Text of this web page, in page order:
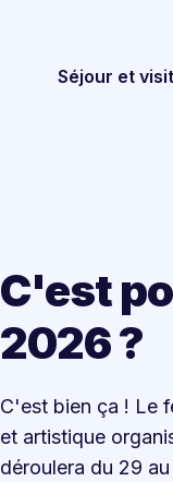
Séjour et
C'est
2026 ?
C'est bien ça ! Le
et artistique
déroulera du 29